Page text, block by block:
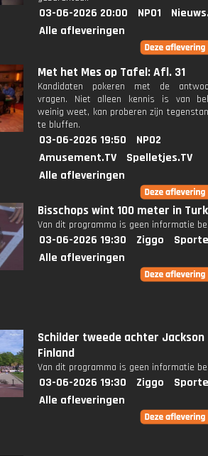
03-06-2026 20:00 NPO1
Alle afleveringen
Met het Mes op Tafel: Afl. 31
Kandidaten pokeren met de
vragen. Niet alleen kennis is van
weinig weet, kan proberen zijn
te bluffen.
03-06-2026 19:50
NPO2
Amusement.TV
Spelletjes.TV
Alle afleveringen
Bisschops wint 100 meter in
Van dit programma is geen informatie
03-06-2026 19:30 Ziggo
Alle afleveringen
Schilder tweede achter Jackson
Finland
Van dit programma is geen informatie
03-06-2026 19:30 Ziggo
Alle afleveringen